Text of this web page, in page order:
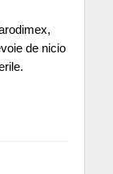
de nicio